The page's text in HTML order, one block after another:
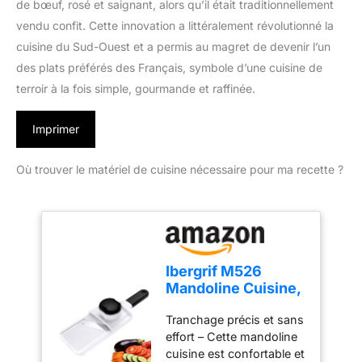
de bœuf, rosé et saignant, alors qu’il était traditionnellement
vendu confit. Cette innovation a littéralement révolutionné la
cuisine du Sud-Ouest et a permis au magret de devenir l’un
des plats préférés des Français, symbole d’une cuisine de
terroir à la fois simple, gourmande et raffinée.
Imprimer
Où trouver le matériel de cuisine nécessaire pour ma recette ?
Ibergrif M526
Mandoline Cuisine,
Réglable 1–4 mm
Tranchage précis et sans
effort – Cette mandoline
cuisine est confortable et